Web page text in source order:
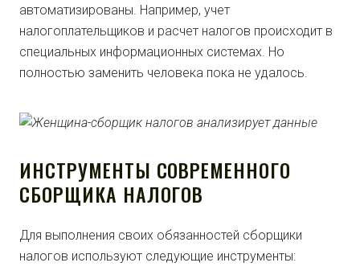
автоматизированы. Например, учет
налогоплательщиков и расчет налогов происходит в
специальных информационных системах. Но
полностью заменить человека пока не удалось.
ИНСТРУМЕНТЫ СОВРЕМЕННОГО
СБОРЩИКА НАЛОГОВ
Для выполнения своих обязанностей сборщики
налогов используют следующие инструменты: